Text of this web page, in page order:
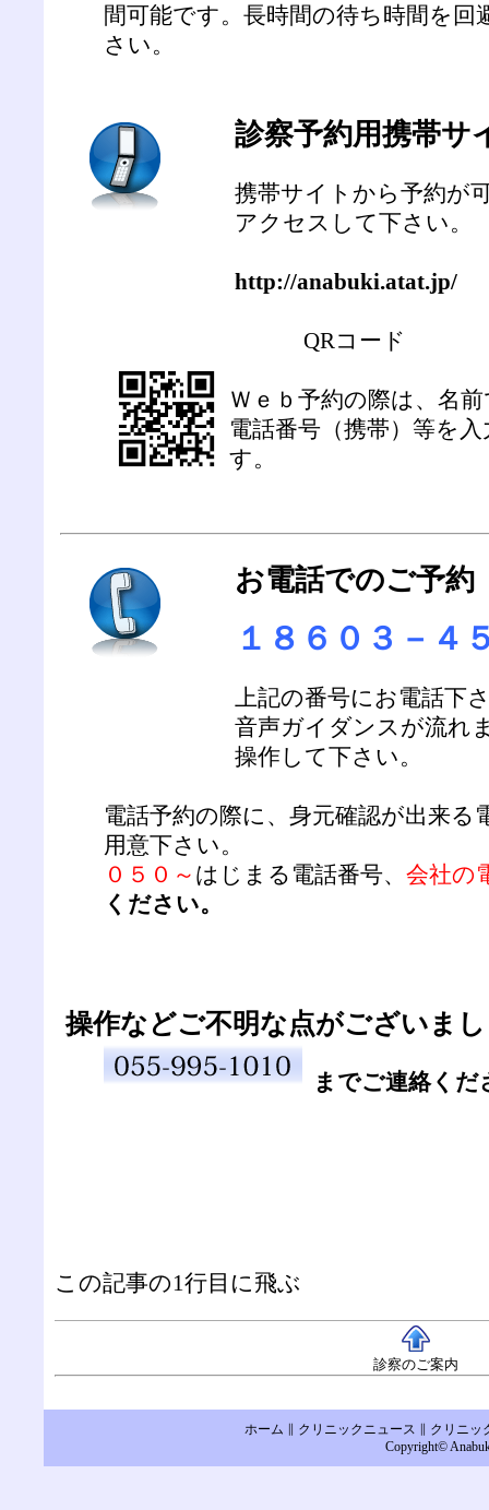
間可能です。長時間の待ち時間を回
さい。
診察予約用携帯サ
携帯サイトから予約が
アクセスして下さい。
http://anabuki.atat.jp/
QRコード
Ｗｅｂ予約の際は、名
電話番号（携帯）等を
す。
お電話でのご予約
１８６０３－４
上記の番号にお電話下
音声ガイダンスが流れ
操作して下さい。
電話予約の際に、身元確認が出来る
用意下さい。
０５０～ はじまる電話番号、 会社の
ください。
操作などご不明な点がございま
までご連絡くだ
この記事の1行目に飛ぶ
診察のご案内
ホーム ∥ クリニックニュース ∥ クリニッ
Copyright©